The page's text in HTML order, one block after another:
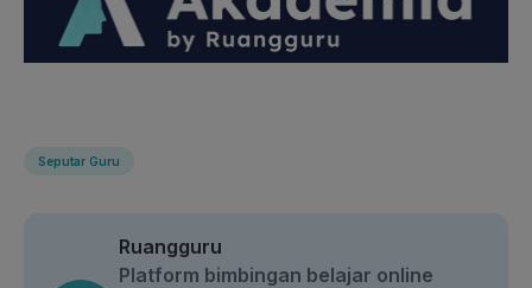
Seputar Guru
Ruangguru
Platform bimbingan belajar online